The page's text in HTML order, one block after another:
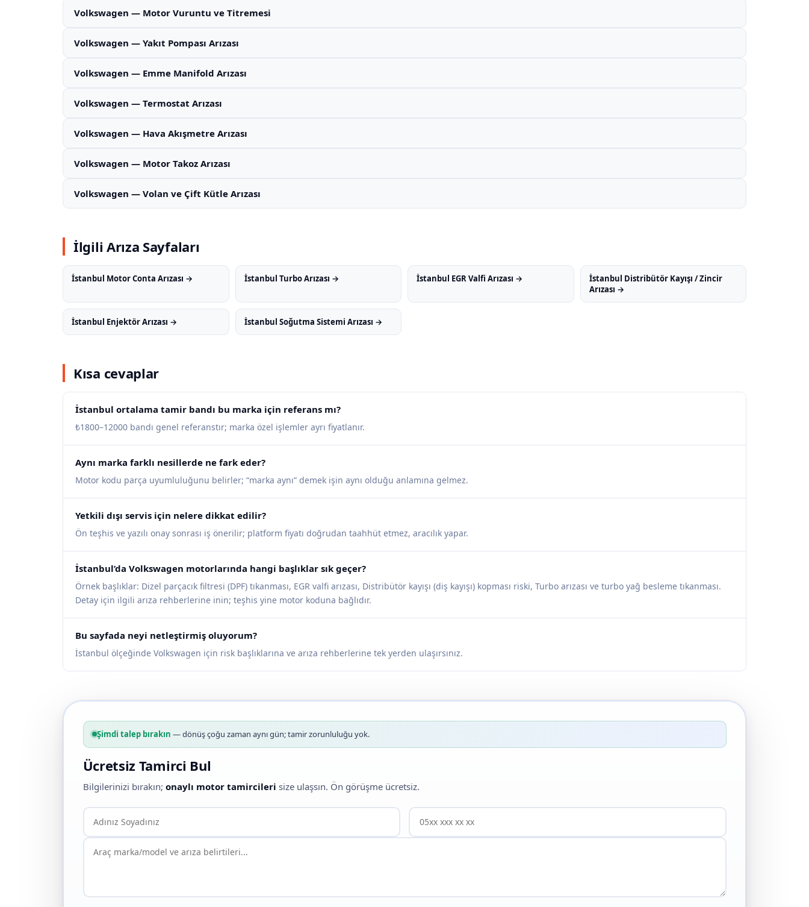
Volkswagen — Motor Vuruntu ve Titremesi
Volkswagen — Yakıt Pompası Arızası
Volkswagen — Emme Manifold Arızası
Volkswagen — Termostat Arızası
Volkswagen — Hava Akışmetre Arızası
Volkswagen — Motor Takoz Arızası
Volkswagen — Volan ve Çift Kütle Arızası
İlgili Arıza Sayfaları
İstanbul Motor Conta Arızası → İstanbul Turbo Arızası → İstanbul EGR Valfi Arızası →
İstanbul Distribütör Kayışı / Zincir
Arızası →
İstanbul Enjektör Arızası → İstanbul Soğutma Sistemi Arızası →
Kısa cevaplar
İstanbul ortalama tamir bandı bu marka için referans mı?
₺1800–12000 bandı genel referanstır; marka özel işlemler ayrı fiyatlanır.
Aynı marka farklı nesillerde ne fark eder?
Motor kodu parça uyumluluğunu belirler; “marka aynı” demek işin aynı olduğu anlamına gelmez.
Yetkili dışı servis için nelere dikkat edilir?
Ön teşhis ve yazılı onay sonrası iş önerilir; platform fiyatı doğrudan taahhüt etmez, aracılık yapar.
İstanbul’da Volkswagen motorlarında hangi başlıklar sık geçer?
Örnek başlıklar: Dizel parçacık filtresi (DPF) tıkanması, EGR valfi arızası, Distribütör kayışı (diş kayışı) kopması riski, Turbo arızası ve turbo yağ besleme tıkanması.
Detay için ilgili arıza rehberlerine inin; teşhis yine motor koduna bağlıdır.
Bu sayfada neyi netleştirmiş oluyorum?
İstanbul ölçeğinde Volkswagen için risk başlıklarına ve arıza rehberlerine tek yerden ulaşırsınız.
Şimdi talep bırakın — dönüş çoğu zaman aynı gün; tamir zorunluluğu yok.
Ücretsiz Tamirci Bul
Bilgilerinizi bırakın; onaylı motor tamircileri size ulaşsın. Ön görüşme ücretsiz.